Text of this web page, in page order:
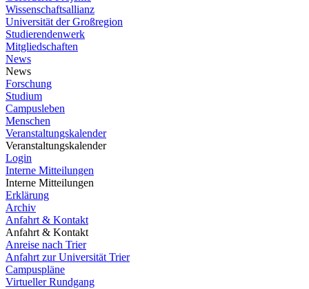
Wissenschaftsallianz
Universität der Großregion
Studierendenwerk
Mitgliedschaften
News
News
Forschung
Studium
Campusleben
Menschen
Veranstaltungskalender
Veranstaltungskalender
Login
Interne Mitteilungen
Interne Mitteilungen
Erklärung
Archiv
Anfahrt & Kontakt
Anfahrt & Kontakt
Anreise nach Trier
Anfahrt zur Universität Trier
Campuspläne
Virtueller Rundgang